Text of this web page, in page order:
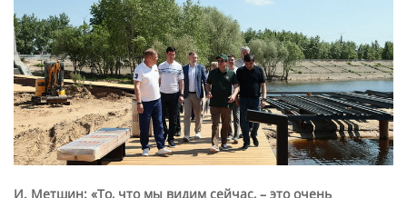
И. Метшин: «То, что мы видим сейчас, – это очень